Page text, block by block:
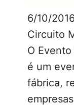
6/10/
Circuito
O
é um
fábrica,